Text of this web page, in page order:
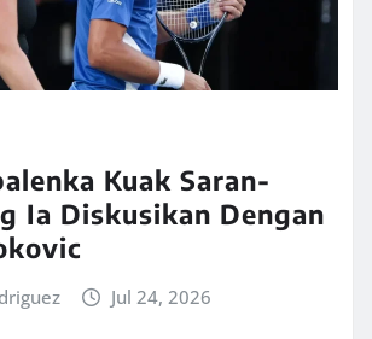
Kuak Saran-
Ia Diskusikan Dengan
Jul 24, 2026